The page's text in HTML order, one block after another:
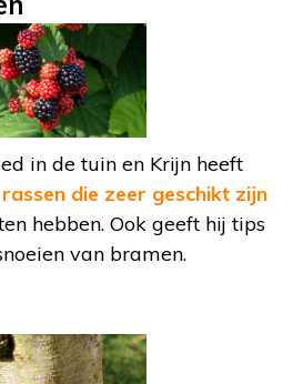
in de tuin en Krijn heeft
rassen die zeer geschikt zijn
hebben. Ook geeft hij tips
van bramen.